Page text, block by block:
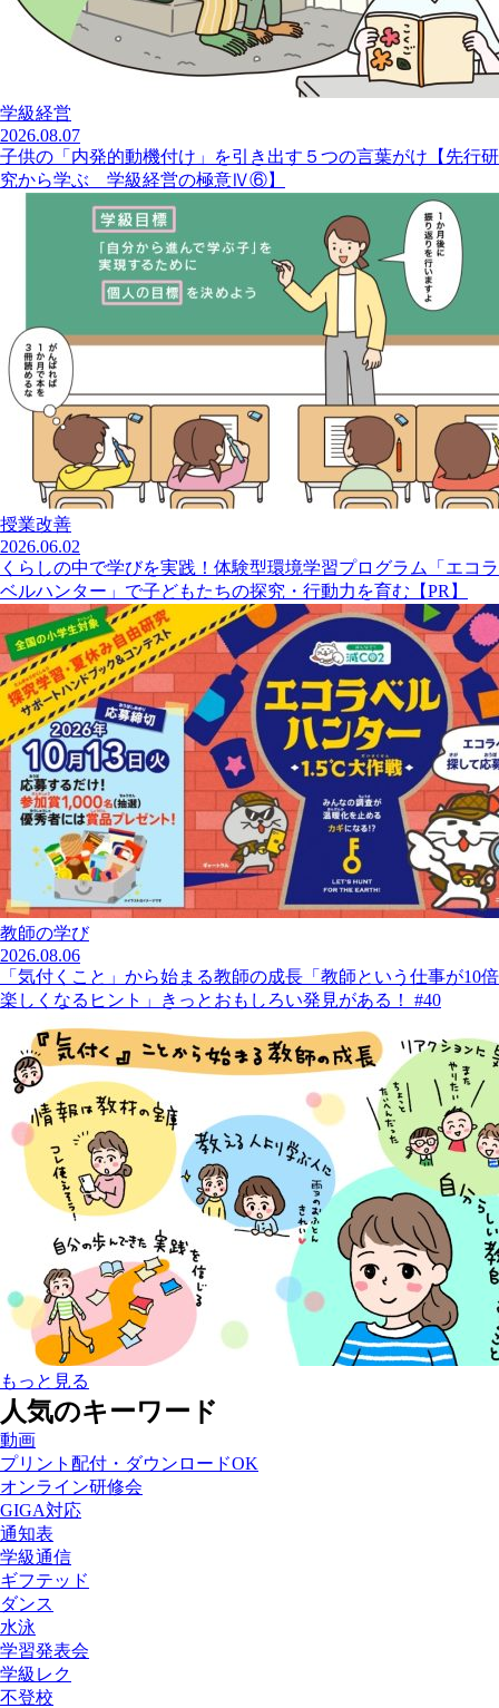
学級経営
2026.08.07
子供の「内発的動機付け」を引き出す５つの言葉がけ【先行研
究から学ぶ 学級経営の極意Ⅳ⑥】
授業改善
2026.06.02
くらしの中で学びを実践！体験型環境学習プログラム「エコラ
ベルハンター」で子どもたちの探究・行動力を育む【PR】
教師の学び
2026.08.06
「気付くこと」から始まる教師の成長「教師という仕事が10倍
楽しくなるヒント」きっとおもしろい発見がある！ #40
もっと見る
人気のキーワード
動画
プリント配付・ダウンロードOK
オンライン研修会
GIGA対応
通知表
学級通信
ギフテッド
ダンス
水泳
学習発表会
学級レク
不登校